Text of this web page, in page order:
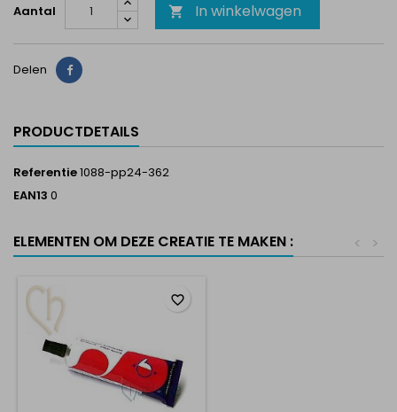
Aantal  In winkelwagen
Delen Delen
PRODUCTDETAILS
Referentie1088-pp24-362
EAN13 0
ELEMENTEN OM DEZE CREATIE TE MAKEN : >
<
favorite_border